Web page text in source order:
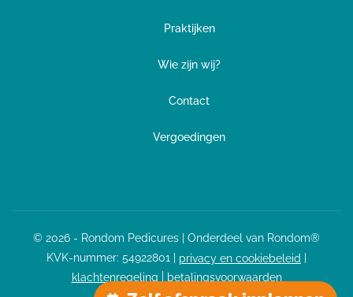
Praktijken
Wie zijn wij?
Contact
Vergoedingen
© 2026 - Rondom Pedicures | Onderdeel van Rondom®
KVK-nummer: 54922801 privacy en cookiebeleid
klachtenregeling
betalingsvoorwaarden